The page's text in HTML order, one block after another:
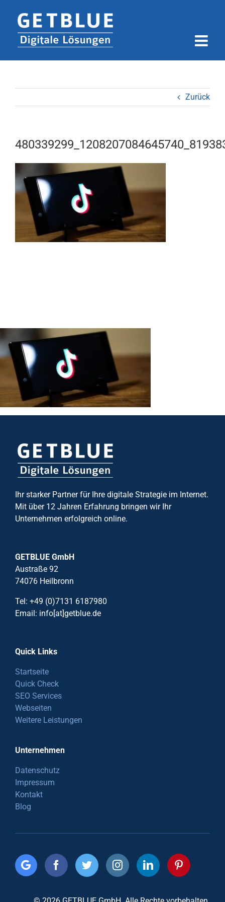
Inhalt
springen
Zurück
Ihr starker Partner für Ihre digitale Strategie im Internet.
Mit über 12 Jahren Erfahrung bringen wir Ihr
Unternehmen erfolgreich online.
GETBLUE GmbH
Austraße 92
74076 Heilbronn
Tel: +49 (0)7131 6187980
Email: info[at]getblue.de
Quick Links
Startseite
Quick Check
SEO Services
Webseiten
Weitere Leistungen
Unternehmen
Datenschutz
Impressum
Kontakt
Blog